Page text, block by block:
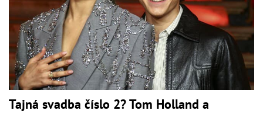
Tajná svadba číslo 2? Tom Holland a